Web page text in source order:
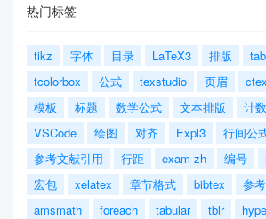
热门标签
tikz 字体 目录 LaTeX3 排版
tcolorbox
公式 texstudio 页眉 ctex
模板
标题 数学公式 文本排版 计
VSCode
绘图 对齐 Expl3 行间公
参考文献引用
行距 exam-zh 编号
宏包
xelatex 章节格式 bibtex
参
amsmath
foreach tabular tblr